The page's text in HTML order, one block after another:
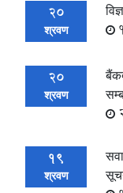
20
श्रवण
20
श्रवण
19
श्रवण